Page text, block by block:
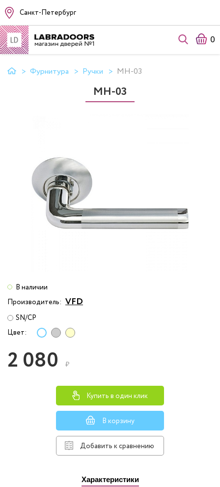
Санкт-Петербург
0
Фурнитура Ручки MH-03
MH-03
В наличии
Производитель: VFD
SN/CP
Цвет:
2 080 ₽
Купить в один клик
В корзину
Добавить к сравнению
Характеристики